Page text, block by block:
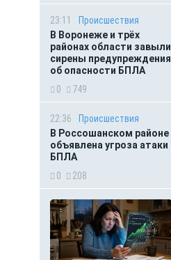
23:11
Происшествия
В Воронеже и трёх
районах области завыли
сирены предупреждения
об опасности БПЛА
0
749
22:36
Происшествия
В Россошанском районе
объявлена угроза атаки
БПЛА
0
208